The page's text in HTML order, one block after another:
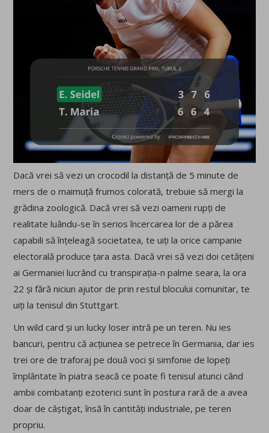
Dacă vrei să vezi un crocodil la distanță de 5 minute de
mers de o maimuță frumos colorată, trebuie să mergi la
grădina zoologică. Dacă vrei să vezi oameni rupți de
realitate luându-se în serios încercarea lor de a părea
capabili să înțeleagă societatea, te uiți la orice campanie
electorală produce țara asta. Dacă vrei să vezi doi cetățeni
ai Germaniei lucrând cu transpirația-n palme seara, la ora
22 și fără niciun ajutor de prin restul blocului comunitar, te
uiți la tenisul din Stuttgart.
Un wild card și un lucky loser intră pe un teren. Nu ies
bancuri, pentru că acțiunea se petrece în Germania, dar ies
trei ore de traforaj pe două voci și simfonie de lopeți
împlântate în piatra seacă ce poate fi tenisul atunci când
ambii combatanți ezoterici sunt în postura rară de a avea
doar de câștigat, însă în cantități industriale, pe teren
propriu.